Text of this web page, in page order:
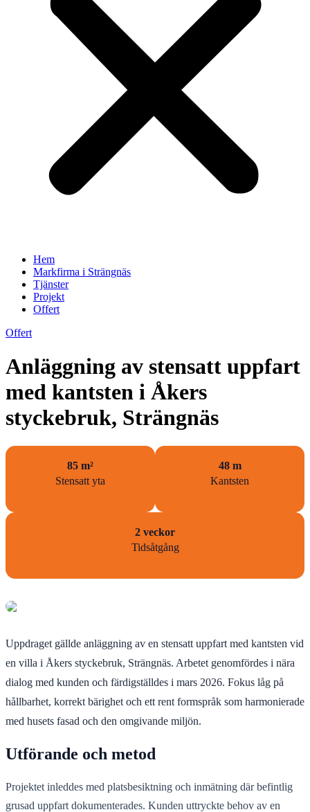
Hem
Markfirma i Strängnäs
Tjänster
Projekt
Offert
Offert
Anläggning av stensatt uppfart
med kantsten i Åkers
styckebruk, Strängnäs
85 m²
Stensatt yta
48 m
Kantsten
2 veckor
Tidsåtgång
Uppdraget gällde anläggning av en stensatt uppfart med kantsten vid
en villa i Åkers styckebruk, Strängnäs. Arbetet genomfördes i nära
dialog med kunden och färdigställdes i mars 2026. Fokus låg på
hållbarhet, korrekt bärighet och ett rent formspråk som harmonierade
med husets fasad och den omgivande miljön.
Utförande och metod
Projektet inleddes med platsbesiktning och inmätning där befintlig
grusad uppfart dokumenterades. Kunden uttryckte behov av en